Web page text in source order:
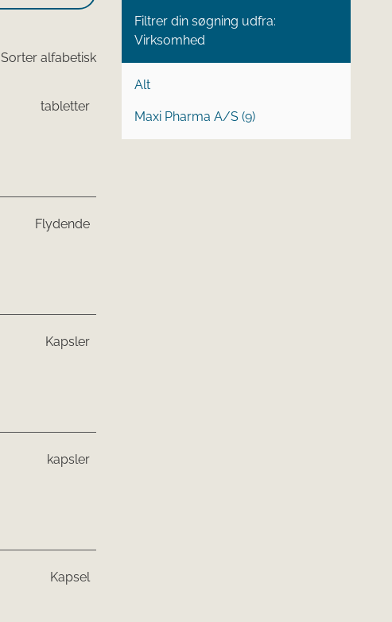
Sorter alfabetisk
tabletter
Flydende
Kapsler
kapsler
Kapsel
Filtrer din søgning udfra:
Virksomhed
Alt
Maxi Pharma A/S (9)